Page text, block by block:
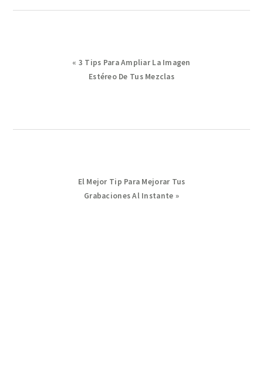
Previous
Post:
« 3 Tips Para Ampliar La Imagen
Estéreo De Tus Mezclas
Next
Post:
El Mejor Tip Para Mejorar Tus
Grabaciones Al Instante »